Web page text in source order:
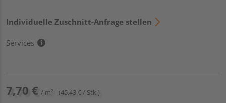
Individuelle Zuschnitt-Anfrage stellen
Services
7,70 € / m² (45,43 € / Stk.)